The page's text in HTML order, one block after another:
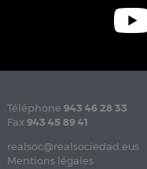
Téléphone 943 46 28 33
Fax 943 45 89 41
realsoc@realsociedad.eus
Mentions légales